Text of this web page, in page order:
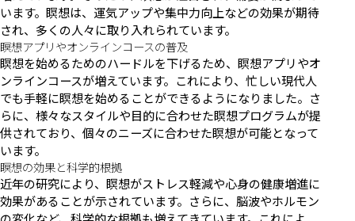
います。瞑想は、運気アップや集中力向上などの効果が期待
され、多くの人々に取り入れられています。
瞑想アプリやオンラインコースの普及
瞑想を始めるためのハードルを下げるため、瞑想アプリやオ
ンラインコースが増えています。これにより、忙しい現代人
でも手軽に瞑想を始めることができるようになりました。さ
らに、様々なスタイルや目的に合わせた瞑想プログラムが提
供されており、個々のニーズに合わせた瞑想が可能となって
います。
瞑想の効果と科学的根拠
近年の研究により、瞑想がストレス軽減や心身の健康増進に
効果があることが示されています。さらに、脳波やホルモン